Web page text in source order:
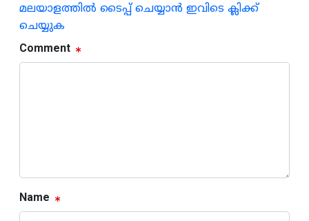
മലയാളത്തില്‍ ടൈപ്പ് ചെയ്യാന്‍ ഇവിടെ ക്ലിക്ക്
ചെയ്യുക
Comment
Name